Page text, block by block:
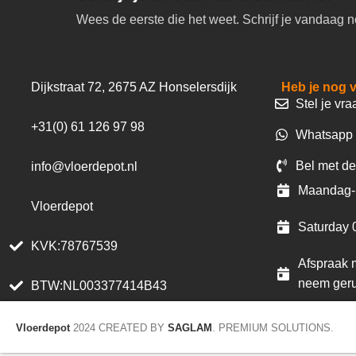
Wees de eerste die het weet. Schrijf je vandaag
Dijkstraat 72, 2675 AZ Honselersdijk
+31(0) 61 126 97 98
info@vloerdepot.nl
Vloerdepot
KVK:78767539
BTW:NL003377414B43
Heb je nog
Stel je
Bel met
Saturday
Afspraak
neem
Vloerdepot 2024 CREATED BY SAGLAM . PREMIUM SOLUTIONS.